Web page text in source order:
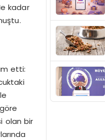
kadar
etti:
olan bir